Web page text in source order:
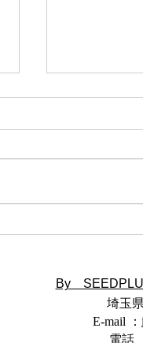
kintone＋
By
埼玉
E-mail ：
電話